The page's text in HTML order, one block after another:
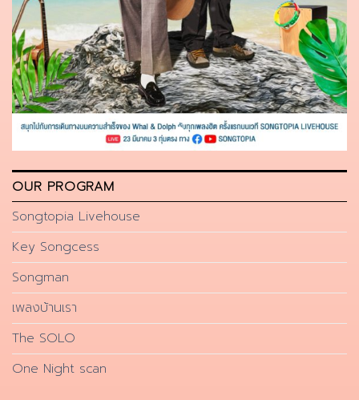
OUR PROGRAM
Songtopia Livehouse
Key Songcess
Songman
เพลงบ้านเรา
The SOLO
One Night scan